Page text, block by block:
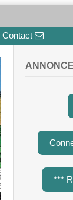
Contact
ANNONCE
***